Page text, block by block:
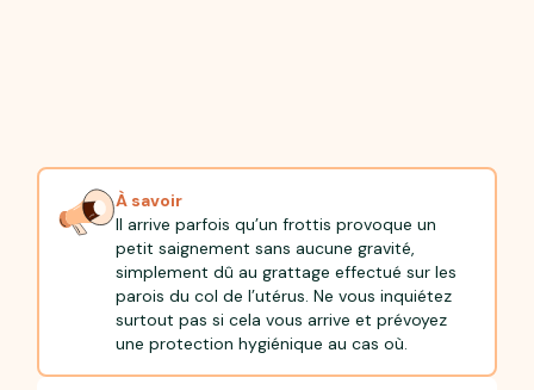
À savoir
Il arrive parfois qu’un frottis provoque un
petit saignement sans aucune gravité,
simplement dû au grattage effectué sur les
parois du col de l’utérus. Ne vous inquiétez
surtout pas si cela vous arrive et prévoyez
une protection hygiénique au cas où.